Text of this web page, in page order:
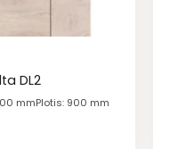
DL2
mmPlotis: 900 mm